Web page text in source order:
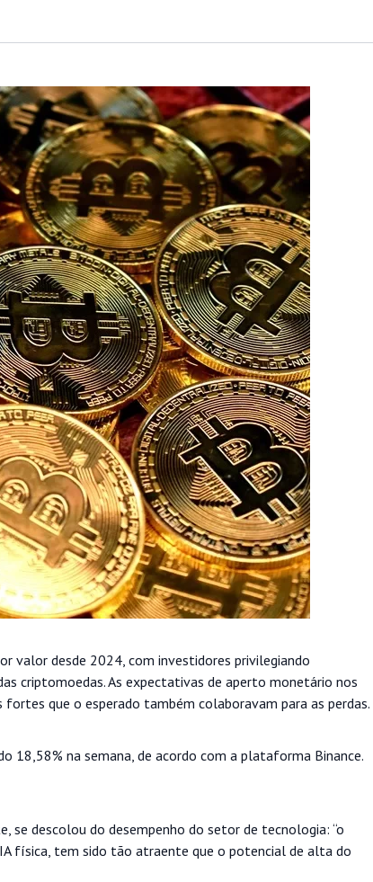
desde 2024, com investidores privilegiando
criptomoedas. As expectativas de aperto monetário nos
que o esperado também colaboravam para as perdas.
18,58% na semana, de acordo com a plataforma Binance.
se descolou do desempenho do setor de tecnologia: “o
física, tem sido tão atraente que o potencial de alta do